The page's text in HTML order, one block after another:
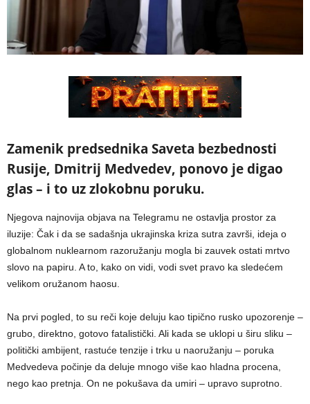
Zamenik predsednika Saveta bezbednosti
Rusije, Dmitrij Medvedev, ponovo je digao
glas – i to uz zlokobnu poruku.
Njegova najnovija objava na Telegramu ne ostavlja prostor za
iluzije: Čak i da se sadašnja ukrajinska kriza sutra završi, ideja o
globalnom nuklearnom razoružanju mogla bi zauvek ostati mrtvo
slovo na papiru. A to, kako on vidi, vodi svet pravo ka sledećem
velikom oružanom haosu.
Na prvi pogled, to su reči koje deluju kao tipično rusko upozorenje –
grubo, direktno, gotovo fatalistički. Ali kada se uklopi u širu sliku –
politički ambijent, rastuće tenzije i trku u naoružanju – poruka
Medvedeva počinje da deluje mnogo više kao hladna procena,
nego kao pretnja. On ne pokušava da umiri – upravo suprotno.